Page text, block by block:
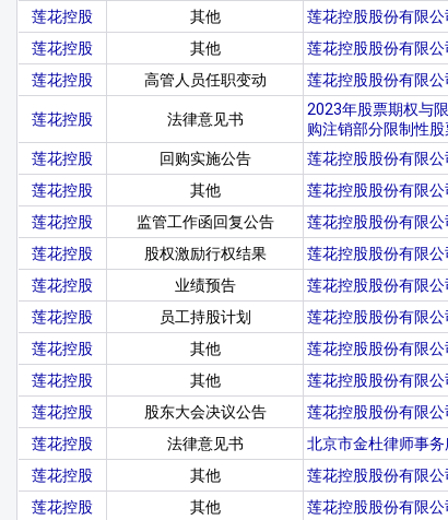
莲花控股
其他 莲花控股股份有限
莲花控股
其他 莲花控股股份有限
莲花控股
高管人员任职变动 莲花控股股份有限
莲花控股 法律意见书
2023年股票期权与
购注销部分限制性
莲花控股 回购实施公告 莲花控股股份有限
莲花控股
其他 莲花控股股份有限
莲花控股
监管工作函回复公告 莲花控股股份有限
莲花控股
股权激励行权结果 莲花控股股份有限
莲花控股
业绩预告 莲花控股股份有限
莲花控股
员工持股计划 莲花控股股份有限
莲花控股
其他 莲花控股股份有限
莲花控股
其他 莲花控股股份有限
莲花控股
股东大会决议公告 莲花控股股份有限
莲花控股
法律意见书 北京市金杜律师事
莲花控股
其他 莲花控股股份有限
莲花控股
其他 莲花控股股份有限